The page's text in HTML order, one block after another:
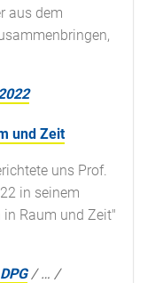
aus dem
und Zeit
uns Prof.
in seinem
Raum und Zeit"
/… /